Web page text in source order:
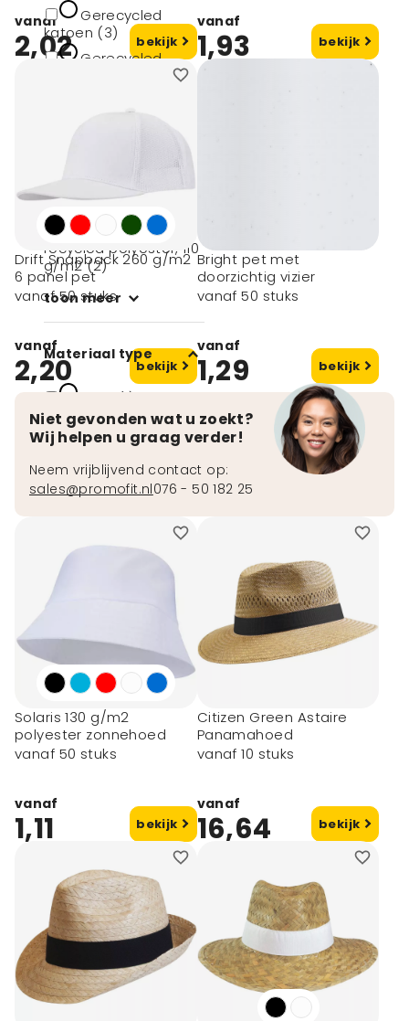
Gerecycled
katoen (3)
Gerecycled
geborstelde katoen
van 70% gerecycled
gerecycled polyester,
Miccrovezel van
100% grs certified
recycled polyester, 110
g/m2 (2)
toon meer
Materiaal type
Rpet (1)
Katoen (18)
Organisch
katoen (1)
PET (4)
toon meer
vanaf
2,02 bekijk
vanaf
1,93 bekijk
Drift Snapback 260 g/m2
6 panel pet
vanaf 50 stuks
vanaf
2,20 bekijk
Bright pet met
doorzichtig vizier
vanaf 50 stuks
vanaf
1,29 bekijk
Niet gevonden wat u zoekt?
Wij helpen u graag verder!
Neem vrijblijvend contact op:
sales@promofit.nl076 - 50 182 25
Solaris 130 g/m2
polyester zonnehoed
vanaf 50 stuks
vanaf
1,11 bekijk
Citizen Green Astaire
Panamahoed
vanaf 10 stuks
vanaf
16,64 bekijk